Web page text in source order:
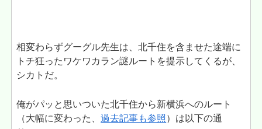
相変わらずグーグル先生は、北千住を含ませた途端に
トチ狂ったワケワカラン謎ルートを提示してくるが、
シカトだ。
俺がパッと思いついた北千住から新横浜へのルート
（大幅に変わった、過去記事も参照）は以下の通